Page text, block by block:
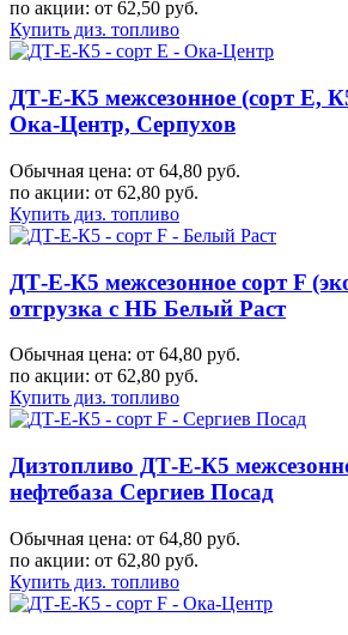
по акции: от 62,50 руб.
Купить диз. топливо
ДТ-Е-К5 межсезонное (сорт Е,
Ока-Центр, Серпухов
Обычная цена: от 64,80 руб.
по акции: от 62,80 руб.
Купить диз. топливо
ДТ-Е-К5 межсезонное сорт F
отгрузка с НБ Белый Раст
Обычная цена: от 64,80 руб.
по акции: от 62,80 руб.
Купить диз. топливо
Дизтопливо ДТ-Е-К5
нефтебаза Сергиев Посад
Обычная цена: от 64,80 руб.
по акции: от 62,80 руб.
Купить диз. топливо